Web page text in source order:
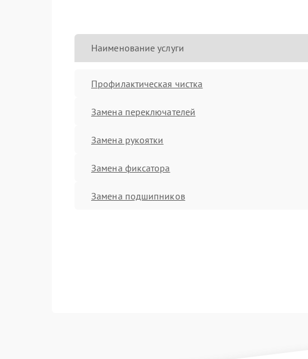
Наименование услуги
Профилактическая чистка
Замена переключателей
Замена рукоятки
Замена фиксатора
Замена подшипников